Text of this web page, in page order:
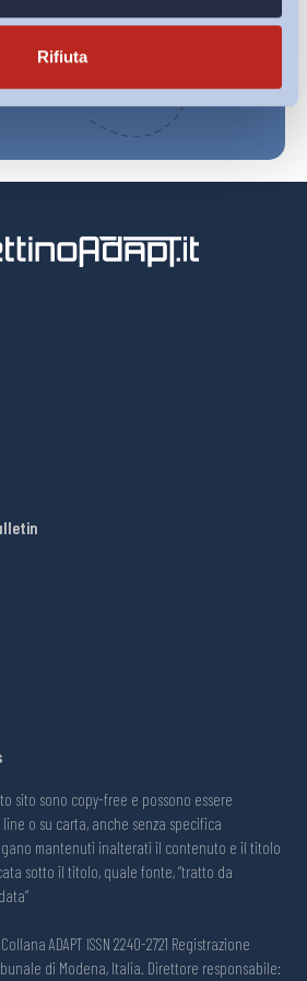
Rifiuta
sito sono copy-free e possono essere
o su carta, anche senza specifica
mantenuti inalterati il contenuto e il titolo
sotto il titolo, quale fonte, “tratto da
ADAPT ISSN 2240-2721 Registrazione
di Modena, Italia. Direttore responsabile: